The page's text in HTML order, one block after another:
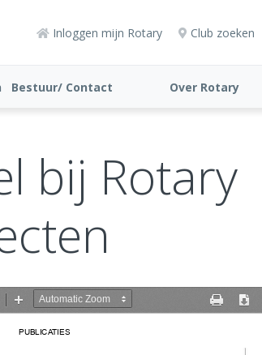
Inloggen mijn Rotary Club zoeken
Bestuur/ Contact Over Rotary
bij Rotary